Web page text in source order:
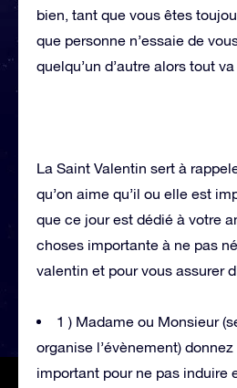
bien, tant que vous êtes
que personne n’essaie de
quelqu’un d’autre alors tout
La Saint Valentin sert à
qu’on aime qu’il ou elle est
que ce jour est dédié à votre
choses importante à ne pas
valentin et pour vous assurer
1 ) Madame ou Monsieur
organise l’évènement)
important pour ne pas induire